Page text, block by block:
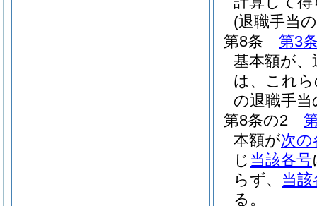
(退職手当
第8条
第3
基本額が
は、これ
の退職手
第8条の2
本額が次の
じ 当該各号
らず、 当
る。